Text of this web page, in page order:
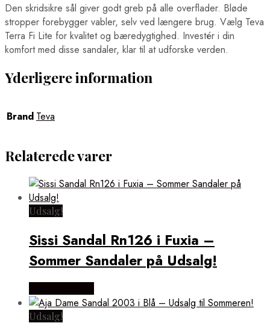
Den skridsikre sål giver godt greb på alle overflader. Bløde
stropper forebygger vabler, selv ved længere brug. Vælg Teva
Terra Fi Lite for kvalitet og bæredygtighed. Investér i din
komfort med disse sandaler, klar til at udforske verden.
Yderligere information
Brand Teva
Relaterede varer
Udsalg!
Sissi Sandal Rn126 i Fuxia –
Sommer Sandaler på Udsalg!
Udsalg!